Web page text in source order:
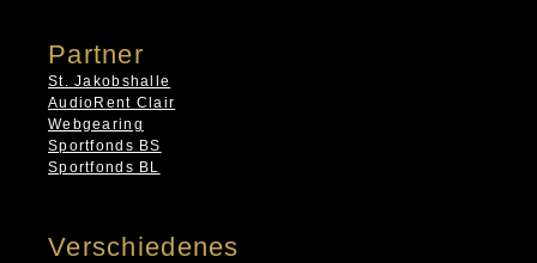
Partner
St. Jakobshalle
AudioRent Clair
Webgearing
Sportfonds BS
Sportfonds BL
Verschiedenes